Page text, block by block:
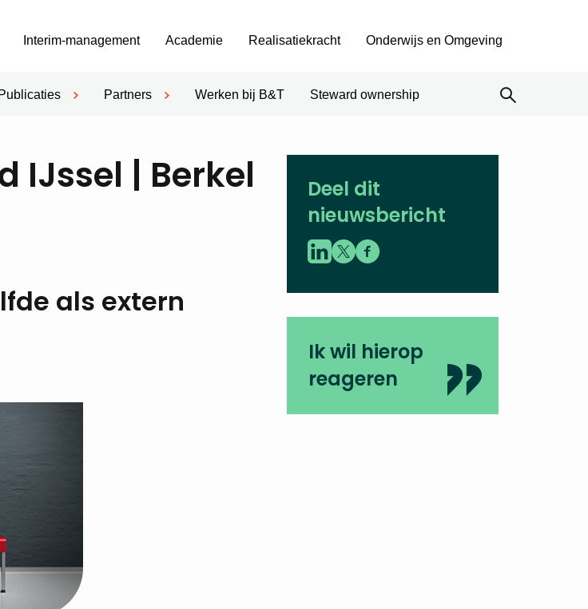
Publicaties Partners Werken bij B&T Steward ownership
Interim-management Academie Realisatiekracht Onderwijs en Omgeving
IJssel | Berkel
als extern
Deel dit
nieuwsbericht
Ik wil hierop
reageren